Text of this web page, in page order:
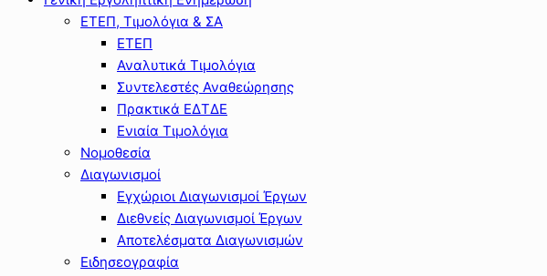
ΕΤΕΠ, Τιμολόγια & ΣΑ
ΕΤΕΠ
Αναλυτικά Τιμολόγια
Συντελεστές Αναθεώρησης
Πρακτικά ΕΔΤΔΕ
Ενιαία Τιμολόγια
Νομοθεσία
Διαγωνισμοί
Εγχώριοι Διαγωνισμοί Έργων
Διεθνείς Διαγωνισμοί Έργων
Αποτελέσματα Διαγωνισμών
Ειδησεογραφία